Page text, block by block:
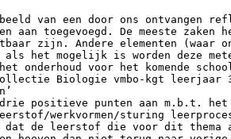
van een door ons ontvangen
aan toegevoegd. De meeste
zijn. Andere elementen (waar
als het mogelijk is worden deze
het onderhoud voor het komende
Biologie vmbo-kgt leerjaar
positieve punten aan m.b.t. het
werkvormen/sturing
dat de leerstof die voor dit thema